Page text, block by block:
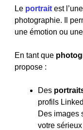
Le portrait est
photographie. Il
une émotion ou
En tant que
propose :
Des
profils
Des images
votre